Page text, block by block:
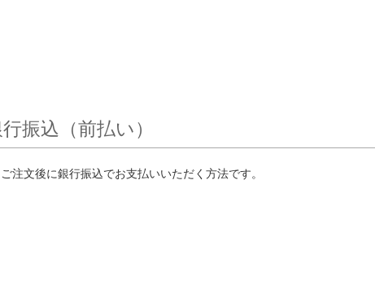
振込（前払い）
ご注文後に銀行振込でお支払いいただく方法です。